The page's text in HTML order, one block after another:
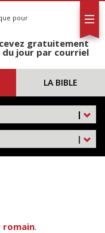
pour
gratuitement
du jour par courriel
LA BIBLE
|
|
romain.